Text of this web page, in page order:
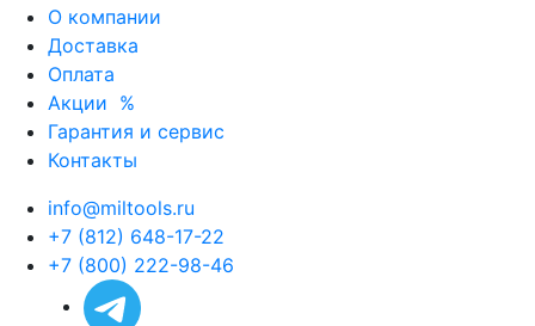
О компании
Доставка
Оплата
Акции %
Гарантия и сервис
Контакты
info@miltools.ru
+7 (812) 648-17-22
+7 (800) 222-98-46